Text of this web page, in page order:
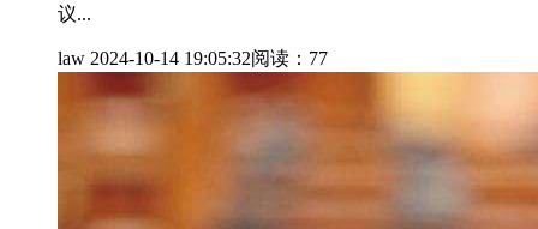
议...
law 2024-10-14 19:05:32阅读：77